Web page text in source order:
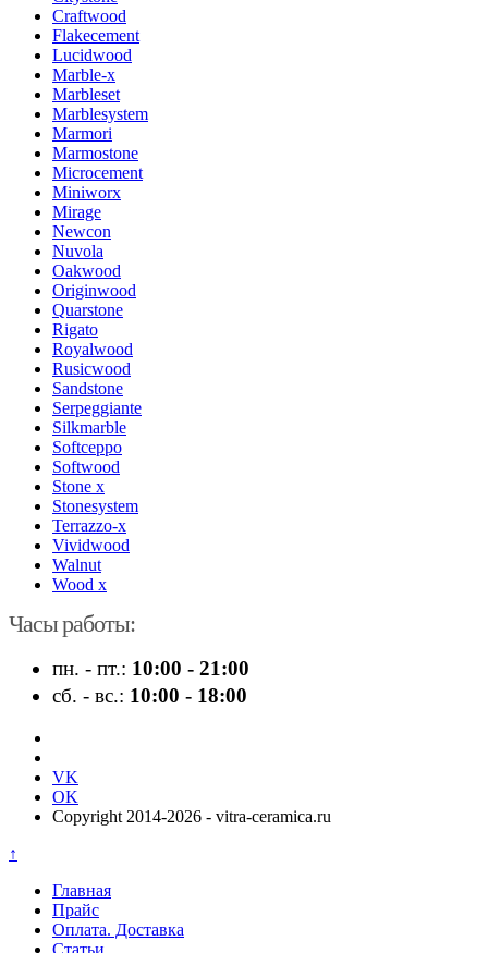
Craftwood
Flakecement
Lucidwood
Marble-x
Marbleset
Marblesystem
Marmori
Marmostone
Microcement
Miniworx
Mirage
Newcon
Nuvola
Oakwood
Originwood
Quarstone
Rigato
Royalwood
Rusicwood
Sandstone
Serpeggiante
Silkmarble
Softceppo
Softwood
Stone x
Stonesystem
Terrazzo-x
Vividwood
Walnut
Wood x
Часы работы:
пн. - пт.: 10:00 - 21:00
сб. - вс.: 10:00 - 18:00
VK
OK
Copyright 2014-2026 - vitra-ceramica.ru
↑
Главная
Прайс
Оплата. Доставка